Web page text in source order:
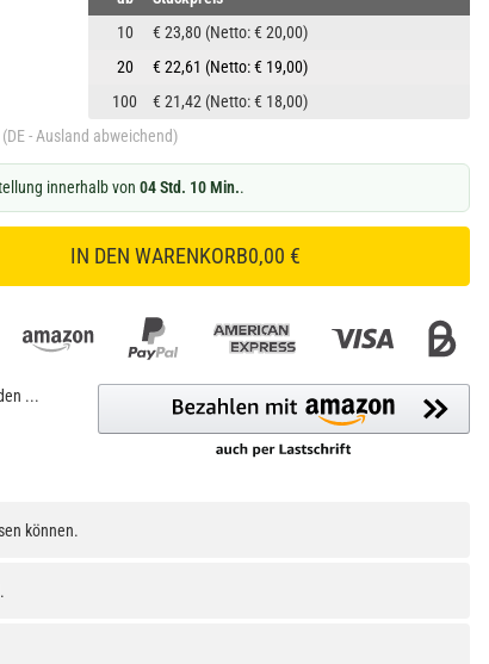
10
€ 23,80 (Netto: € 20,00)
20
€ 22,61 (Netto: € 19,00)
100
€ 21,42 (Netto: € 18,00)
(DE - Ausland abweichend)
innerhalb von 04 Std. 10 Min..
IN DEN WARENKORB0,00 €
...
können.